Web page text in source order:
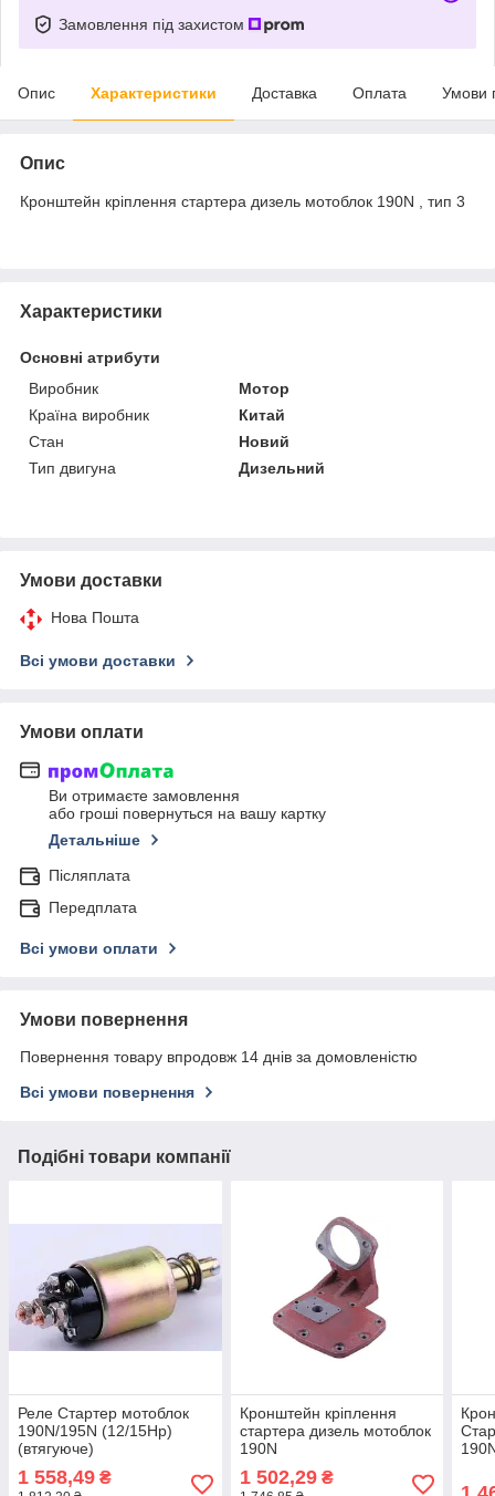
Замовлення під захистом
Опис Характеристики Доставка Оплата Умови
Опис
Кронштейн кріплення стартера дизель мотоблок 190N , тип 3
Характеристики
Основні атрибути
Виробник
Мотор
Країна виробник
Китай
Стан
Новий
Тип двигуна
Дизельний
Умови доставки
Нова Пошта
Всі умови доставки
Умови оплати
Ви отримаєте замовлення
або гроші повернуться на вашу картку
Детальніше
Післяплата
Передплата
Всі умови оплати
Умови повернення
Повернення товару впродовж 14 днів за домовленістю
Всі умови повернення
Подібні товари компанії
Реле Стартер мотоблок
190N/195N (12/15Hp)
(втягуюче)
1 558,49 ₴
Кронштейн кріплення
стартера дизель мотоблок
190N
1 502,29₴